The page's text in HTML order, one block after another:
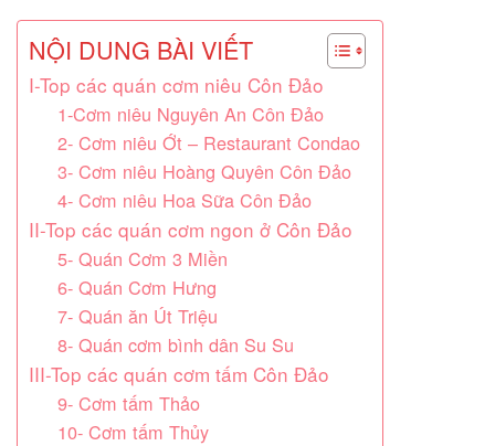
NỘI DUNG BÀI VIẾT
I-Top các quán cơm niêu Côn Đảo
1-Cơm niêu Nguyên An Côn Đảo
2- Cơm niêu Ớt – Restaurant Condao
3- Cơm niêu Hoàng Quyên Côn Đảo
4- Cơm niêu Hoa Sữa Côn Đảo
II-Top các quán cơm ngon ở Côn Đảo
5- Quán Cơm 3 Miền
6- Quán Cơm Hưng
7- Quán ăn Út Triệu
8- Quán cơm bình dân Su Su
III-Top các quán cơm tấm Côn Đảo
9- Cơm tấm Thảo
10- Cơm tấm Thủy